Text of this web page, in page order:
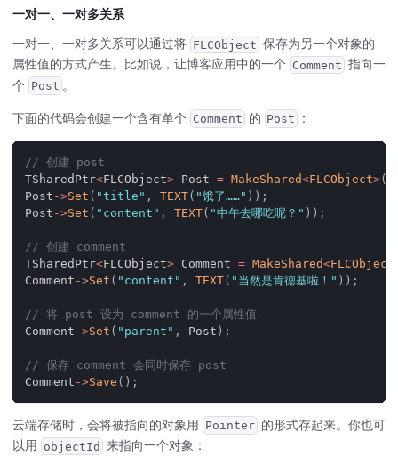
一对一、一对多关系
一对一、一对多关系可以通过将 FLCObject 保存为另一个对象的
属性值的方式产生。比如说，让博客应用中的一个 Comment 指向一
个 Post 。
下面的代码会创建一个含有单个 Comment 的 Post ：
// 创建 post
TSharedPtr<FLCObject> Post = MakeShared<FLCObject>(
Post ->Set ( "title" , TEXT( "饿了……" ) ) ;
Post ->Set ( "content" , TEXT( "中午去哪吃呢？" ) ) ;
// 创建 comment
TSharedPtr<FLCObject> Comment = MakeShared<FLCObject
Comment ->Set ( "content" , TEXT( "当然是肯德基啦！" ) ) ;
// 将 post 设为 comment 的一个属性值
Comment ->Set ( "parent" , Post ) ;
// 保存 comment 会同时保存 post
Comment ->Save ( ) ;
云端存储时，会将被指向的对象用 Pointer 的形式存起来。你也可
以用 objectId 来指向一个对象：